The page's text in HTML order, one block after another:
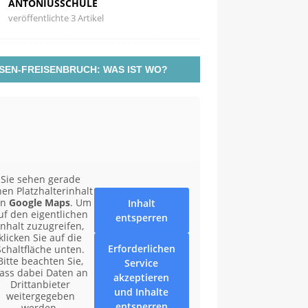
ANTONIUSSCHULE
veröffentlichte 3 Artikel
FREISENBRUCH: WAS IST WO?
Sie sehen gerade
Platzhalterinhalt
Google Maps. Um
den eigentlichen
zuzugreifen,
klicken Sie auf die
unten.
beachten Sie,
dabei Daten an
Drittanbieter
weitergegeben
Inhalt
entsperren
Erforderlichen
Service
akzeptieren
und Inhalte